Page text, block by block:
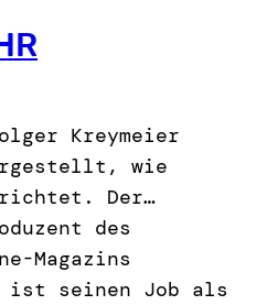
Kreymeier
wie
Der…
des
Magazins
seinen Job als